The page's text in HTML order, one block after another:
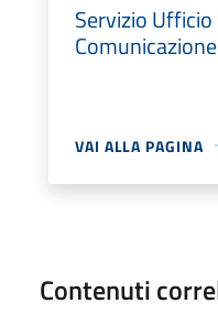
Servizio
VAI ALLA PAGINA
Contenuti